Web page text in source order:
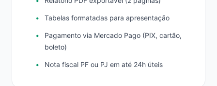
Tabelas formatadas para apresentação
Pagamento via Mercado Pago (PIX, cartão,
boleto)
Nota fiscal PF ou PJ em até 24h úteis